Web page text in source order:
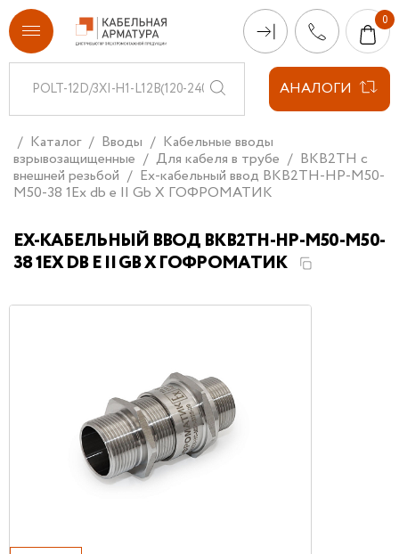
АНАЛОГИ
Каталог Вводы
Кабельные вводы
взрывозащищенные
Для кабеля в трубе
ВКВ2ТН с
внешней резьбой
Ех-кабельный ввод ВКВ2ТН-НР-М50-
М50-38 1Ex db e II Gb X ГОФРОМАТИК
ЕХ-КАБЕЛЬНЫЙ ВВОД ВКВ2ТН-НР-М50-М50-
38 1EX DB E II GB X ГОФРОМАТИК